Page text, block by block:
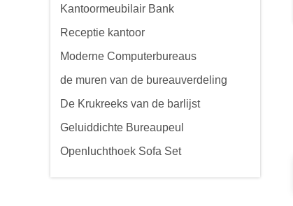
Kantoormeubilair Bank
Receptie kantoor
Moderne Computerbureaus
de muren van de bureauverdeling
De Krukreeks van de barlijst
Geluiddichte Bureaupeul
Openluchthoek Sofa Set